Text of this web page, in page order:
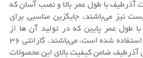
30 وات آذرطیف با طول عمر بالا و نصب آسان که
نیز می‌باشند، جایگزین مناسبی برای
طول عمر پایین که در تولید آن ها از
مواد سمی و خطرناک استفاده شده است، می‌باشند. گارانتی 36
ضامن کیفیت بالای این محصولات